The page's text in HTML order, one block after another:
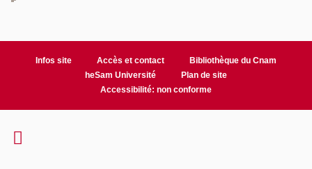
Infos site Accès et contact
Bibliothèque du Cnam
heSam Université
Plan de site
Accessibilité: non conforme